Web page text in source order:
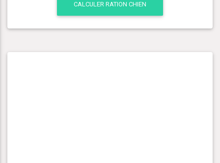
CALCULER RATION CHIEN